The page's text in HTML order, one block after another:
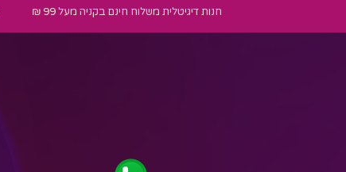
חנות דיגיטלית משלוח חינם בקניה מעל 99 ₪